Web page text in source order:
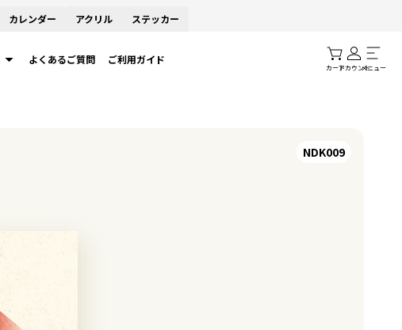
カレンダー アクリル ステッカー
よくあるご質問 ご利用ガイド
カートアカウントメニュー
NDK009